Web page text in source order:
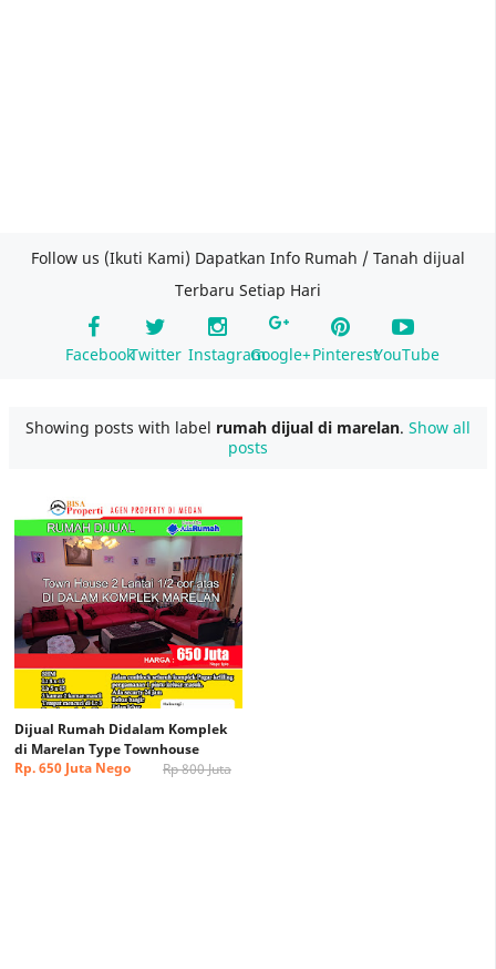
Follow us (Ikuti Kami) Dapatkan Info Rumah / Tanah dijual
Terbaru Setiap Hari
FacebookTwitter InstagramGoogle+PinterestYouTube
Showing posts with label rumah dijual di marelan. Show all
posts
Dijual Rumah Didalam Komplek
di Marelan Type Townhouse
Rp 800 Juta
Rp. 650 Juta Nego